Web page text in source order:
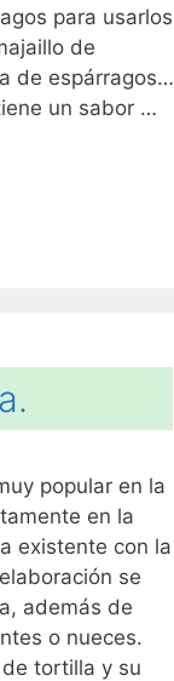
para usarlos
de
de espárragos…
un sabor …
popular en la
en la
existente con la
se
además de
o nueces.
tortilla y su